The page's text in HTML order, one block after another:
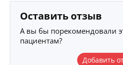
Оставить отзыв
А вы бы порекомендовали
пациентам?
Добавить